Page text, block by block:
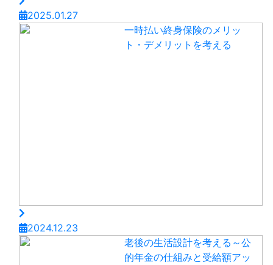
2025.01.27
一時払い終身保険のメリッ
ト・デメリットを考える
2024.12.23
老後の生活設計を考える～公
的年金の仕組みと受給額アッ